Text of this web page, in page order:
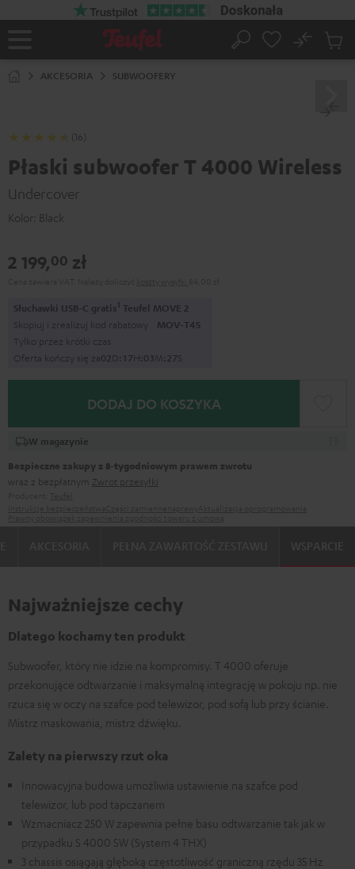
Strona
Szukaj
No
AKCESORIA SUBWOOFERY
(16)
Płaski subwoofer T 4000 Wireless
Undercover
Kolor: Black
2 199,00 zł
Słuchawki USB-C gratis1 Teufel MOVE 2
Skopiuj i zrealizuj kod rabatowy MOV-T4S
Tylko przez krótki czas
Oferta kończy się za02D:17H:03M: 26S
DODAJ DO KOSZYKA
W magazynie
Bezpieczne zakupy z 8‑tygodniowym prawem zwrotu
wraz z bezpłatnym Zwrot przesyłki
WSPARCIE
Najważniejsze cechy
Dlatego kochamy ten produkt
Subwoofer, który nie idzie na kompromisy. T 4000 oferuje
przekonujące odtwarzanie i maksymalną integrację w pokoju np. nie
rzuca się w oczy na szafce pod telewizor, pod sofą lub przy ścianie.
Mistrz maskowania, mistrz dźwięku.
Zalety na pierwszy rzut oka
Innowacyjna budowa umożliwia ustawienie na szafce pod
telewizor, lub pod tapczanem
Wzmacniacz 250 W zapewnia pełne basu odtwarzanie tak jak w
przypadku S 4000 SW (System 4 THX)
3 chassis osiągają głęboką częstotliwość graniczną rzędu 35 Hz